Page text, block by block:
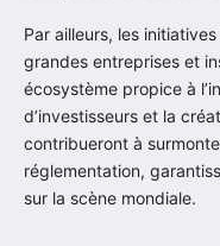
Par ailleurs, les
grandes entreprises et
écosystème propice à
d’investisseurs et la
contribueront à
réglementation,
sur la scène mondiale.